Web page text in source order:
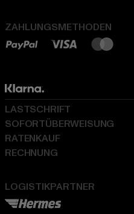
ZAHLUNGSMETHODEN
LOGISTIKPARTNER
LASTSCHRIFT
SOFORTÜBERWEISUNG
RATENKAUF
RECHNUNG